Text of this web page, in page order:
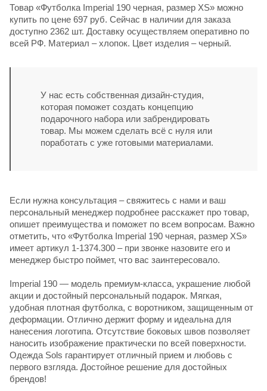
Товар «Футболка Imperial 190 черная, размер XS» можно
купить по цене 697 руб. Сейчас в наличии для заказа
доступно 2362 шт. Доставку осуществляем оперативно по
всей РФ. Материал – хлопок. Цвет изделия – черный.
У нас есть собственная дизайн-студия,
которая поможет создать концепцию
подарочного набора или забрендировать
товар. Мы можем сделать всё с нуля или
поработать с уже готовыми материалами.
Если нужна консультация – свяжитесь с нами и ваш
персональный менеджер подробнее расскажет про товар,
опишет преимущества и поможет по всем вопросам. Важно
отметить, что «Футболка Imperial 190 черная, размер XS»
имеет артикул 1-1374.300 – при звонке назовите его и
менеджер быстро поймет, что вас заинтересовало.
Imperial 190 — модель премиум-класса, украшение любой
акции и достойный персональный подарок. Мягкая,
удобная плотная футболка, с воротником, защищенным от
деформации. Отлично держит форму и идеальна для
нанесения логотипа. Отсутствие боковых швов позволяет
наносить изображение практически по всей поверхности.
Одежда Sols гарантирует отличный прием и любовь с
первого взгляда. Достойное решение для достойных
брендов!